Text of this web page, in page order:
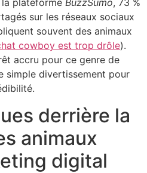
plateforme BuzzSumo, 73 %
sur les réseaux sociaux
souvent des animaux
cowboy est trop drôle).
accru pour ce genre de
simple divertissement pour
derrière la
animaux
digital